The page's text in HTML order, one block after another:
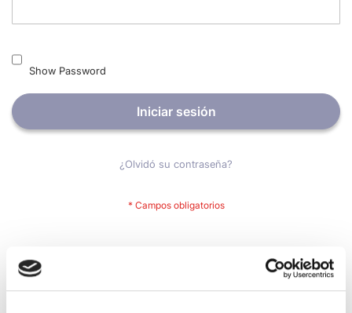
Show Password
Iniciar sesión
¿Olvidó su contraseña?
Crear una cuenta tiene muchos beneficios: Pago más rápido,